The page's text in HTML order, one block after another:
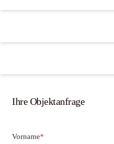
Ihre Objektanfrage
Vorname*